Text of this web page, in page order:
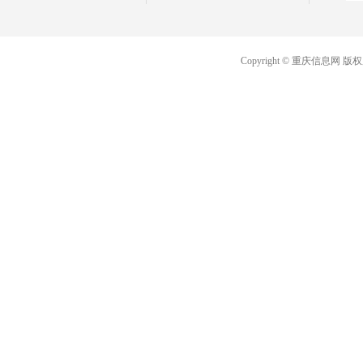
Copyright © 重庆信息网 版